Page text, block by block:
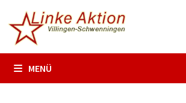
Inhalt
springen
MENÜ